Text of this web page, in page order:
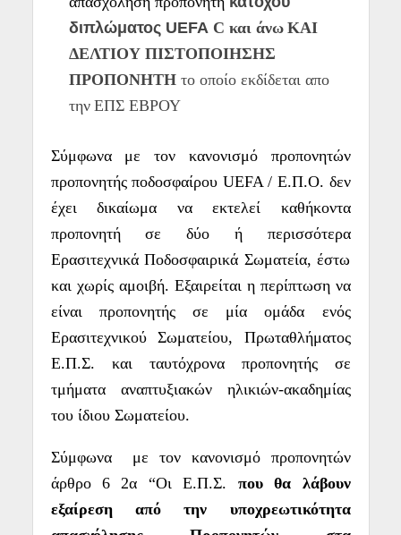
διπλώματος UEFAC και άνω ΚΑΙ
ΔΕΛΤΙΟΥ ΠΙΣΤΟΠΟΙΗΣΗΣ
ΠΡΟΠΟΝΗΤΗ το οποίο εκδίδεται απο
την ΕΠΣ ΕΒΡΟΥ
Σύμφωνα με τον κανονισμό προπονητών
προπονητής ποδοσφαίρου UEFA / Ε.Π.Ο. δεν
έχει δικαίωμα να εκτελεί καθήκοντα
προπονητή σε δύο ή περισσότερα
Ερασιτεχνικά Ποδοσφαιρικά Σωματεία, έστω
και χωρίς αμοιβή. Εξαιρείται η περίπτωση να
είναι προπονητής σε μία ομάδα ενός
Ερασιτεχνικού Σωματείου, Πρωταθλήματος
Ε.Π.Σ. και ταυτόχρονα προπονητής σε
τμήματα αναπτυξιακών ηλικιών-ακαδημίας
του ίδιου Σωματείου.
Σύμφωνα με τον κανονισμό προπονητών
άρθρο 6 2α “Οι Ε.Π.Σ. που θα λάβουν
εξαίρεση από την υποχρεωτικότητα